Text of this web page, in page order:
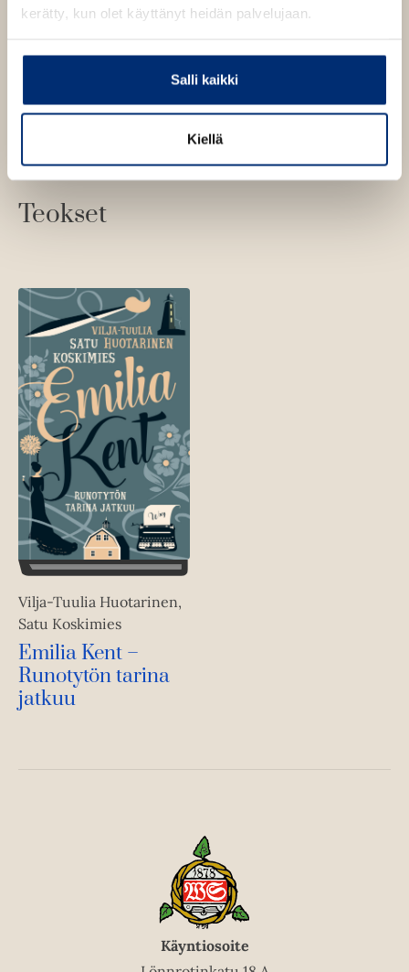
kerätty, kun olet käyttänyt heidän palvelujaan.
Salli kaikki
Kiellä
Kuva: Tomi Kontio
Teokset
Vilja-Tuulia Huotarinen,
Satu Koskimies
Emilia Kent –
Runotytön tarina
jatkuu
Käyntiosoite